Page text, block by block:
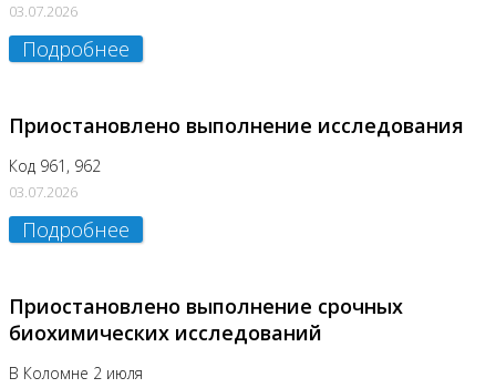
03.07.2026
Подробнее
Приостановлено выполнение исследования
Код 961, 962
03.07.2026
Подробнее
Приостановлено выполнение срочных
биохимических исследований
В Коломне 2 июля